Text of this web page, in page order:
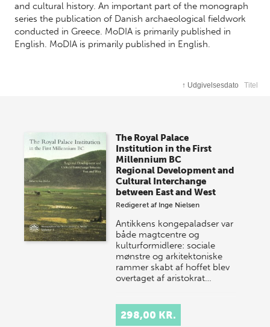
and cultural history. An important part of the monograph
series the publication of Danish archaeological fieldwork
conducted in Greece. MoDIA is primarily published in
English. MoDIA is primarily published in English.
↑ Udgivelsesdato Titel
The Royal Palace
Institution in the First
Millennium BC
Regional Development and
Cultural Interchange
between East and West
Redigeret af Inge Nielsen
Antikkens kongepaladser var
både magtcentre og
kulturformidlere: sociale
mønstre og arkitektoniske
rammer skabt af hoffet blev
overtaget af aristokrat…
298,00 KR.